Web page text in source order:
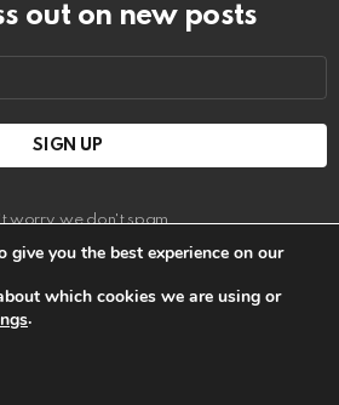
out on new posts
worry, we don't spam
give you the best experience on our
which cookies we are using or
.